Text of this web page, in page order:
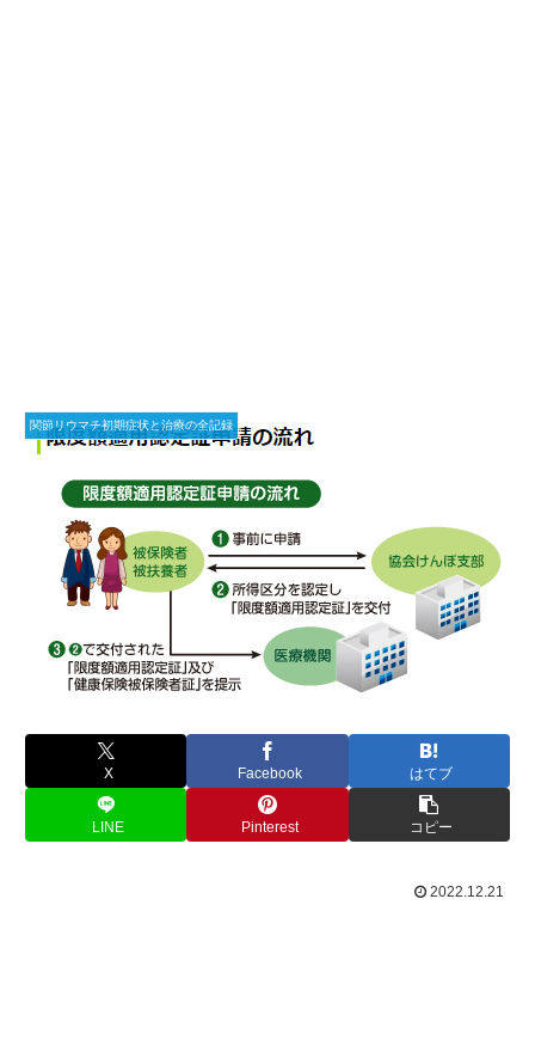
関節リウマチ初期症状と治療の全記録
X Facebook はてブ
LINE Pinterest コピー
2022.12.21